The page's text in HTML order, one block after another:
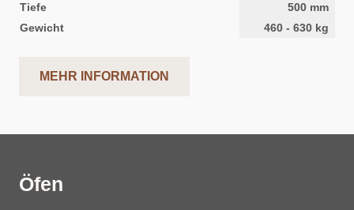
Tiefe
500 mm
Gewicht
460 - 630 kg
MEHR INFORMATION
Öfen